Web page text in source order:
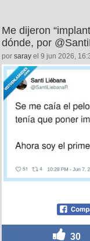
Me dijeron
dónde, por
por saray el 9 jun 2026,
30